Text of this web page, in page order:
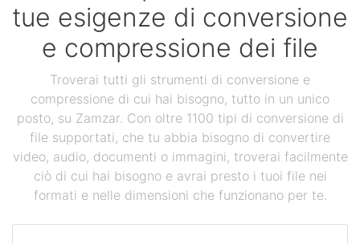
tue esigenze di conversione
e compressione dei file
Troverai tutti gli strumenti di conversione e
compressione di cui hai bisogno, tutto in un unico
posto, su Zamzar. Con oltre 1100 tipi di conversione di
file supportati, che tu abbia bisogno di convertire
video, audio, documenti o immagini, troverai facilmente
ciò di cui hai bisogno e avrai presto i tuoi file nei
formati e nelle dimensioni che funzionano per te.